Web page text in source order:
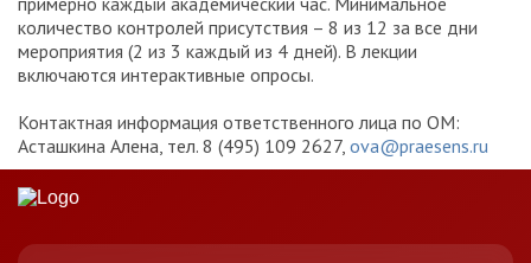
количество контролей присутствия – 8 из 12 за все дни
мероприятия (2 из 3 каждый из 4 дней). В лекции
включаются интерактивные опросы.
Контактная информация ответственного лица по ОМ:
Асташкина Алена, тел. 8 (495) 109 2627, ova@praesens.ru